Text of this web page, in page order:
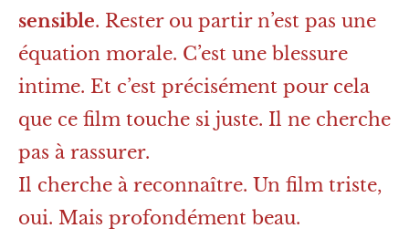
sensible. Rester ou partir n’est pas une
équation morale. C’est une blessure
intime. Et c’est précisément pour cela
que ce film touche si juste. Il ne cherche
pas à rassurer.
Il cherche à reconnaître. Un film triste,
oui. Mais profondément beau.